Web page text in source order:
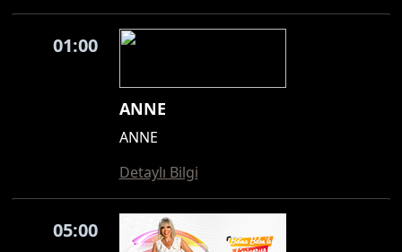
01:00
ANNE
ANNE
Detaylı Bilgi
05:00